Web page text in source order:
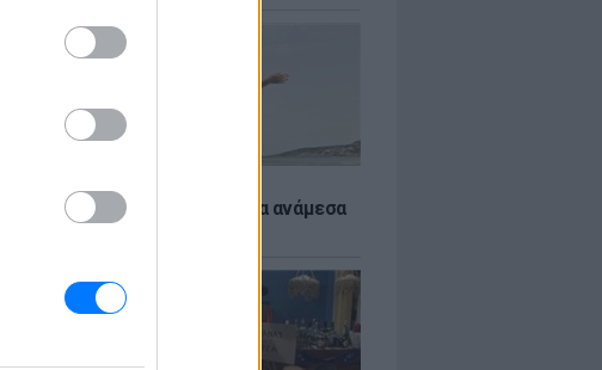
Πώς να αποφύγεις το σύγκαμα ανάμεσα